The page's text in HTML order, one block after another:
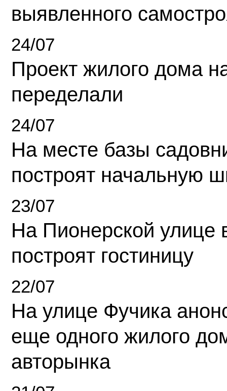
выявленного
24/07
Проект жилого дома
переделали
24/07
На месте базы
построят начальную
23/07
На Пионерской улице
построят гостиницу
22/07
На улице Фучика
еще одного жилого
авторынка